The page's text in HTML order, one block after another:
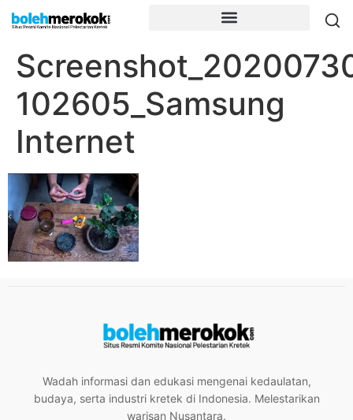
102605_Samsung
Internet
Wadah informasi dan edukasi mengenai kedaulatan,
budaya, serta industri kretek di Indonesia. Melestarikan
warisan Nusantara.